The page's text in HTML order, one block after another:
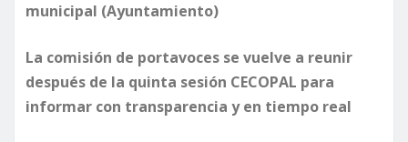
municipal (Ayuntamiento)
La comisión de portavoces se vuelve a reunir
después de la quinta sesión CECOPAL para
informar con transparencia y en tiempo real